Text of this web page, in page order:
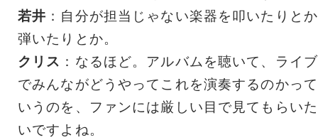
若井 ：自分が担当じゃない楽器を叩いたりとか
弾いたりとか。
クリス ：なるほど。アルバムを聴いて、ライブ
でみんながどうやってこれを演奏するのかって
いうのを、ファンには厳しい目で見てもらいた
いですよね。